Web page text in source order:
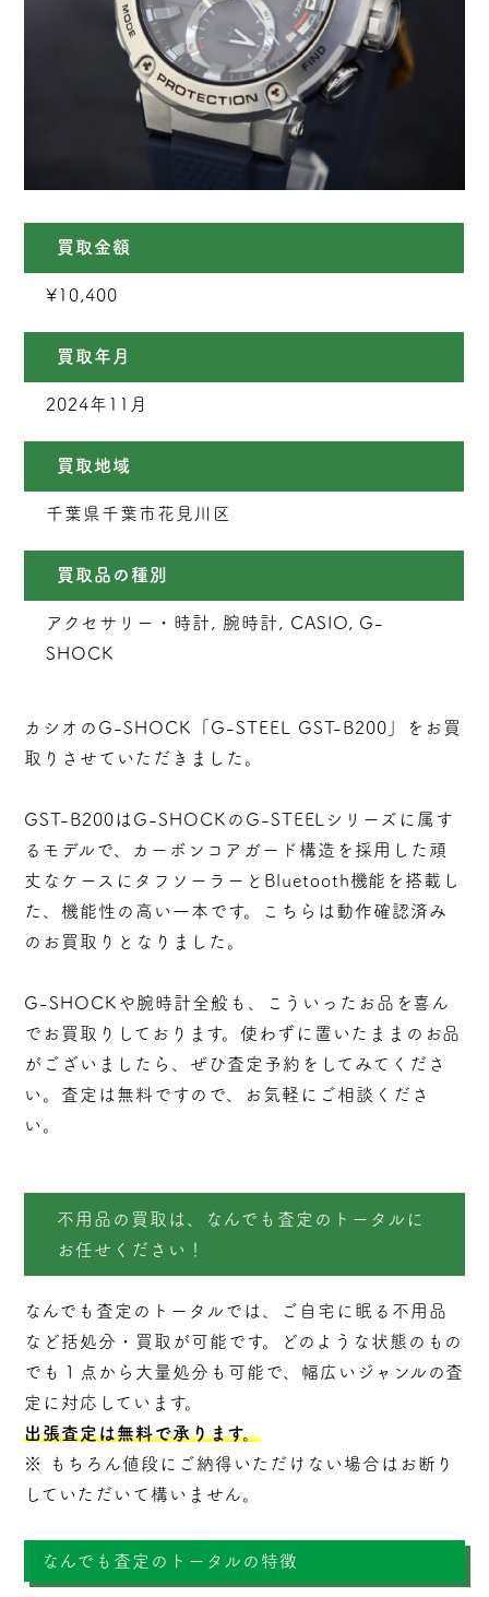
買取金額
¥10,400
買取年月
2024年11月
買取地域
千葉県千葉市花見川区
買取品の種別
アクセサリー・時計, 腕時計, CASIO, G-
SHOCK
カシオのG-SHOCK「G-STEEL GST-B200」をお買
取りさせていただきました。
GST-B200はG-SHOCKのG-STEELシリーズに属す
るモデルで、カーボンコアガード構造を採用した頑
丈なケースにタフソーラーとBluetooth機能を搭載し
た、機能性の高い一本です。こちらは動作確認済み
のお買取りとなりました。
G-SHOCKや腕時計全般も、こういったお品を喜ん
でお買取りしております。使わずに置いたままのお品
がございましたら、ぜひ査定予約をしてみてくださ
い。査定は無料ですので、お気軽にご相談くださ
い。
不用品の買取は、なんでも査定のトータルに
お任せください！
なんでも査定のトータルでは、ご自宅に眠る不用品
など括処分・ 買取 が可能です。どのような状態のもの
でも１点から大量処分も可能で、幅広いジャンルの査
定に対応しています。
出張査定は無料で承ります。
※ もちろん値段にご納得いただけない場合はお断り
していただいて構いません。
なんでも査定のトータルの特徴